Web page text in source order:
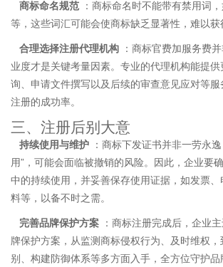
商标命名规范 ：商标命名时不能带有禁用词
等，这些词汇可能会使商标缺乏显著性，难以获
合理选择注册代理机构 ：商标官费加服务费
业度才是关键考量因素。专业的代理机构能提
询、申请文件撰写以及后续的审查意见应对等
注册的成功率。
三、注册后别大意
持续使用与维护 ：商标下发证书并非一劳永
用”，可能会面临被撤销的风险。因此，企业要
中的持续使用，并妥善保存使用证据，如发票
料等，以备不时之需。
完善品牌保护方案 ：商标注册完成后，企业
牌保护方案，从监测商标侵权行为、及时维权
别、构建防御体系等多方面入手，全方位守护